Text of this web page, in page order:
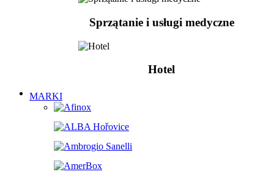
Sprzątanie i usługi medyczne
Hotel
MARKI